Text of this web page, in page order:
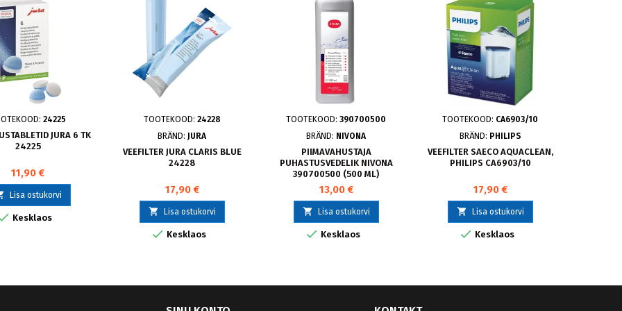
24225
JURA 6 TK
24225
11,90 €
Lisa ostukorvi
Kesklaos
TOOTEKOOD: 24228
BRÄND: JURA
VEEFILTER JURA CLARIS BLUE
24228
17,90 €
 Lisa ostukorvi
 Kesklaos
TOOTEKOOD: 390700500
BRÄND: NIVONA
PIIMAVAHUSTAJA
PUHASTUSVEDELIK NIVONA
390700500 (500 ML)
13,00 €
 Lisa ostukorvi
 Kesklaos
TOOTEKOOD: CA6903/10
BRÄND: PHILIPS
VEEFILTER SAECO AQUACLEAN,
PHILIPS CA6903/10
17,90 €
 Lisa ostukorvi
 Kesklaos